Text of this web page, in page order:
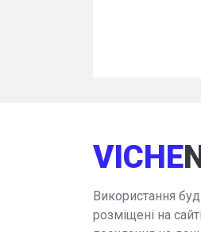
VICHE
Використання
розміщені на